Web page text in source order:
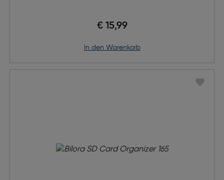
€ 15,99
in den Warenkorb